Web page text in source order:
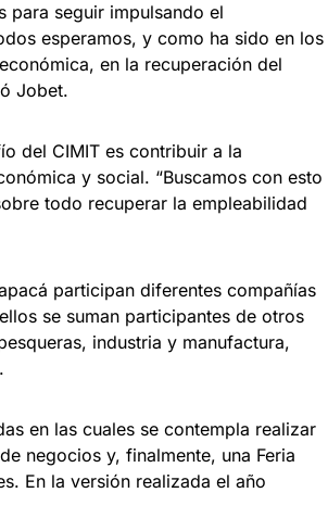
para seguir impulsando el
esperamos, y como ha sido en los
en la recuperación del
Jobet.
del CIMIT es contribuir a la
y social. “Buscamos con esto
todo recuperar la empleabilidad
participan diferentes compañías
se suman participantes de otros
industria y manufactura,
en las cuales se contempla realizar
negocios y, finalmente, una Feria
En la versión realizada el año